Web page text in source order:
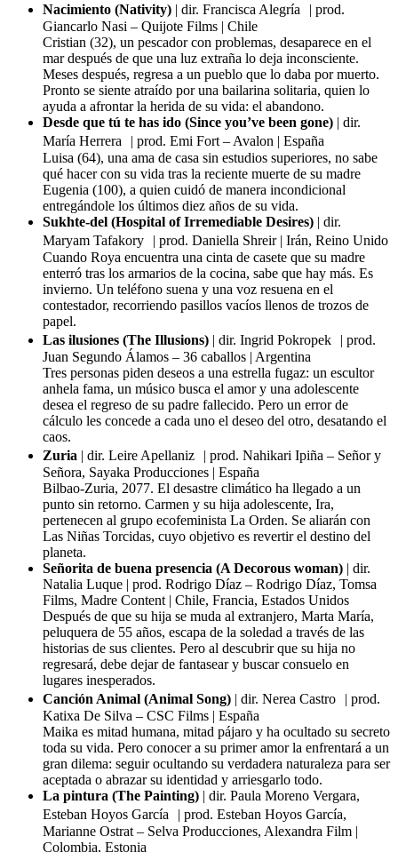
Nacimiento (Nativity) | dir. Francisca Alegría | prod.
Giancarlo Nasi – Quijote Films | Chile
Cristian (32), un pescador con problemas, desaparece en el
mar después de que una luz extraña lo deja inconsciente.
Meses después, regresa a un pueblo que lo daba por muerto.
Pronto se siente atraído por una bailarina solitaria, quien lo
ayuda a afrontar la herida de su vida: el abandono.
Desde que tú te has ido (Since you’ve been gone) | dir.
María Herrera | prod. Emi Fort – Avalon | España
Luisa (64), una ama de casa sin estudios superiores, no sabe
qué hacer con su vida tras la reciente muerte de su madre
Eugenia (100), a quien cuidó de manera incondicional
entregándole los últimos diez años de su vida.
Sukhte-del (Hospital of Irremediable Desires) | dir.
Maryam Tafakory | prod. Daniella Shreir | Irán, Reino Unido
Cuando Roya encuentra una cinta de casete que su madre
enterró tras los armarios de la cocina, sabe que hay más. Es
invierno. Un teléfono suena y una voz resuena en el
contestador, recorriendo pasillos vacíos llenos de trozos de
papel.
Las ilusiones (The Illusions) | dir. Ingrid Pokropek | prod.
Juan Segundo Álamos – 36 caballos | Argentina
Tres personas piden deseos a una estrella fugaz: un escultor
anhela fama, un músico busca el amor y una adolescente
desea el regreso de su padre fallecido. Pero un error de
cálculo les concede a cada uno el deseo del otro, desatando el
caos.
Zuria | dir. Leire Apellaniz | prod. Nahikari Ipiña – Señor y
Señora, Sayaka Producciones | España
Bilbao-Zuria, 2077. El desastre climático ha llegado a un
punto sin retorno. Carmen y su hija adolescente, Ira,
pertenecen al grupo ecofeminista La Orden. Se aliarán con
Las Niñas Torcidas, cuyo objetivo es revertir el destino del
planeta.
Señorita de buena presencia (A Decorous woman) | dir.
Natalia Luque | prod. Rodrigo Díaz – Rodrigo Díaz, Tomsa
Films, Madre Content | Chile, Francia, Estados Unidos
Después de que su hija se muda al extranjero, Marta María,
peluquera de 55 años, escapa de la soledad a través de las
historias de sus clientes. Pero al descubrir que su hija no
regresará, debe dejar de fantasear y buscar consuelo en
lugares inesperados.
Canción Animal (Animal Song) | dir. Nerea Castro | prod.
Katixa De Silva – CSC Films | España
Maika es mitad humana, mitad pájaro y ha ocultado su secreto
toda su vida. Pero conocer a su primer amor la enfrentará a un
gran dilema: seguir ocultando su verdadera naturaleza para ser
aceptada o abrazar su identidad y arriesgarlo todo.
La pintura (The Painting) | dir. Paula Moreno Vergara,
Esteban Hoyos García | prod. Esteban Hoyos García,
Marianne Ostrat – Selva Producciones, Alexandra Film |
Colombia, Estonia